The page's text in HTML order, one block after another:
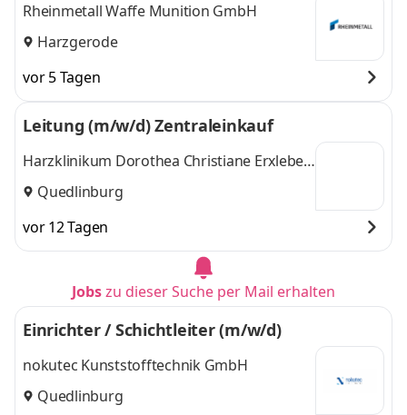
Rheinmetall Waffe Munition GmbH
Harzgerode
vor 5 Tagen
Leitung (m/w/d) Zentraleinkauf
Harzklinikum Dorothea Christiane Erxleben
GmbH
Quedlinburg
vor 12 Tagen
Jobszu dieser Suche per Mail erhalten
Einrichter / Schichtleiter (m/w/d)
nokutec Kunststofftechnik GmbH
Quedlinburg